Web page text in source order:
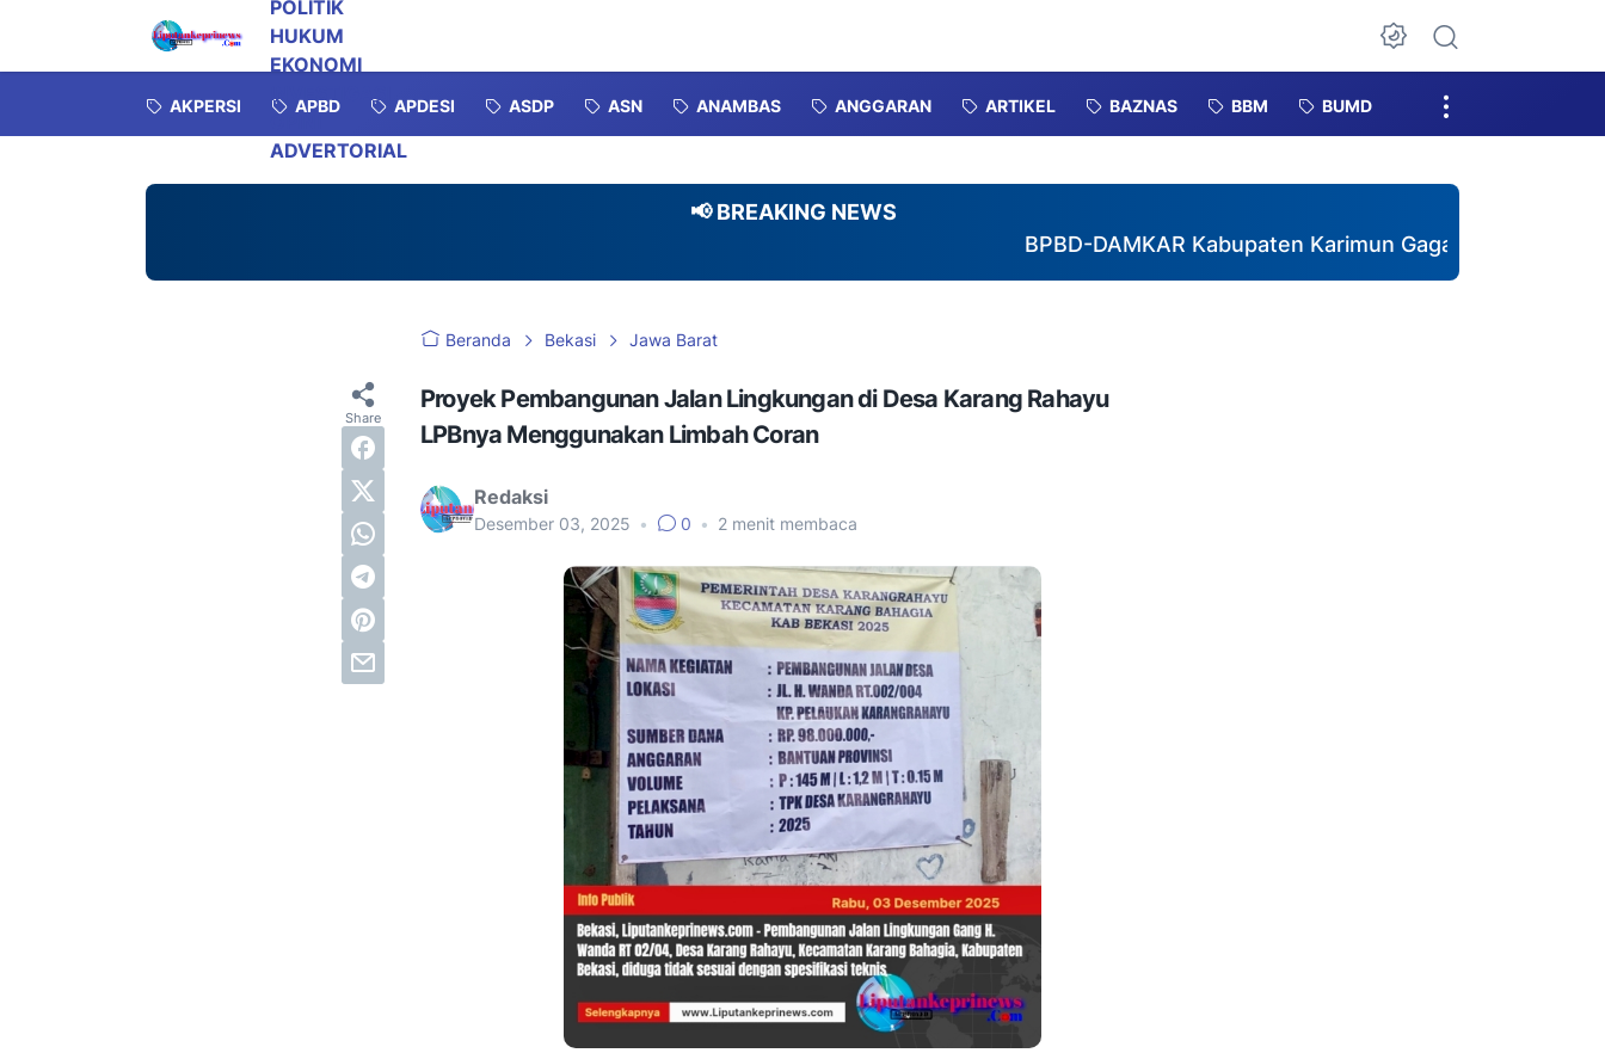
POLITIK
HUKUM
EKONOMI
INVESTIGASI
OPINI
ADVERTORIAL
Dark Mode
AKPERSI APBD APDESI ASDP ASN ANAMBAS ANGGARAN ARTIKEL BAZNAS BBM BUMD
📢 BREAKING NEWS
BPBD-DAMKAR Kabupaten Karimun Gagas Pembentukan
Beranda Bekasi Jawa Barat
Proyek Pembangunan Jalan Lingkungan di Desa Karang Rahayu
LPBnya Menggunakan Limbah Coran
Redaksi
Desember 03, 2025 • 0 • 2 menit membaca